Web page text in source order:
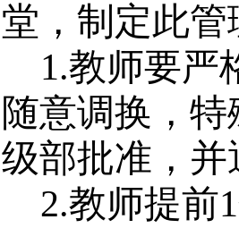
堂，制定此管
1.教师要严
随意调换，
级部批准，
2.教师提前